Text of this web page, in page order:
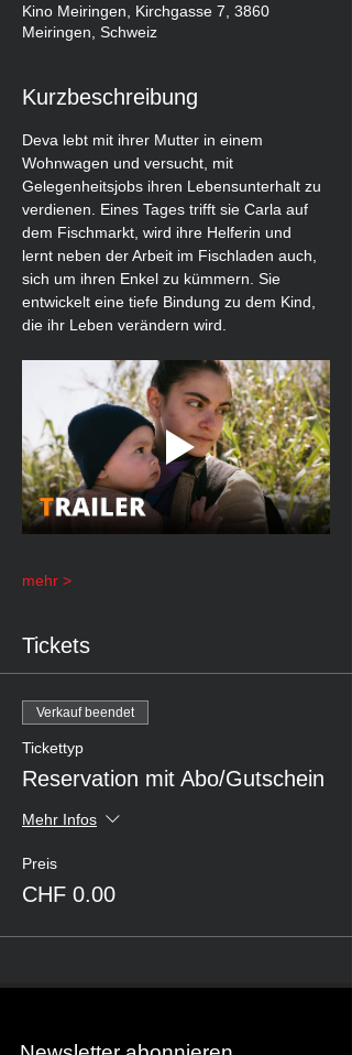
Kino Meiringen, Kirchgasse 7, 3860
Meiringen, Schweiz
Kurzbeschreibung
Deva lebt mit ihrer Mutter in einem
Wohnwagen und versucht, mit
Gelegenheitsjobs ihren Lebensunterhalt zu
verdienen. Eines Tages trifft sie Carla auf
dem Fischmarkt, wird ihre Helferin und
lernt neben der Arbeit im Fischladen auch,
sich um ihren Enkel zu kümmern. Sie
entwickelt eine tiefe Bindung zu dem Kind,
die ihr Leben verändern wird.
mehr >
Tickets
Verkauf beendet
Tickettyp
Reservation mit Abo/Gutschein
Mehr Infos
Preis
CHF 0.00